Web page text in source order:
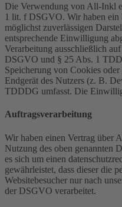
Die Verwendung von All-Inkl
1 lit. f DSGVO. Wir haben ein
möglichst zuverlässigen
entsprechende Einwilligung
Verarbeitung ausschließlich
DSGVO und § 25 Abs. 1
Speicherung von Cookies
Endgerät des Nutzers (z. B.
TDDDG umfasst. Die
Auftragsverarbeitung
Wir haben einen Vertrag über
Nutzung des oben genannten
es sich um einen
gewährleistet, dass dieser die
Websitebesucher nur nach
der DSGVO verarbeitet.